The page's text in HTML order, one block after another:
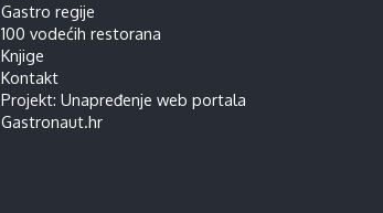
Gastro regije
100 vodećih restorana
Knjige
Kontakt
Projekt: Unapređenje web portala
Gastronaut.hr